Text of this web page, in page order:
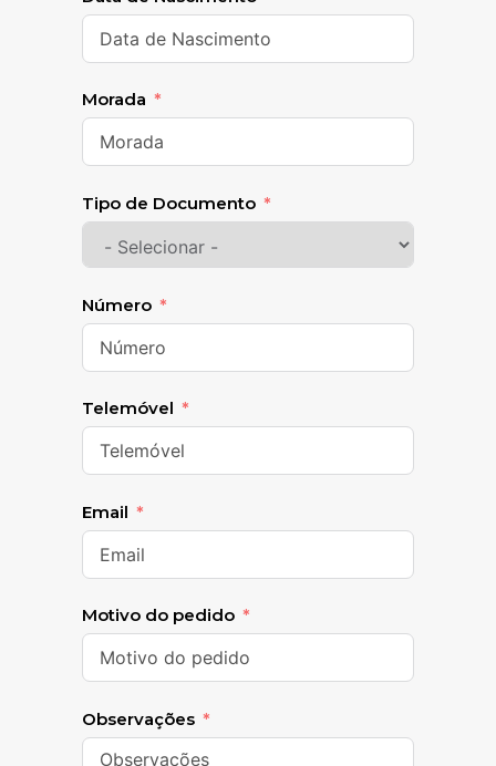
Morada
Tipo de Documento
Número
Telemóvel
Email
Motivo do pedido
Observações